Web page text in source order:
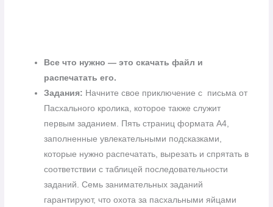
Все что нужно — это скачать файл и
распечатать его.
Задания: Начните свое приключение с письма от
Пасхального кролика, которое также служит
первым заданием. Пять страниц формата А4,
заполненные увлекательными подсказками,
которые нужно распечатать, вырезать и спрятать в
соответствии с таблицей последовательности
заданий. Семь занимательных заданий
гарантируют, что охота за пасхальными яйцами